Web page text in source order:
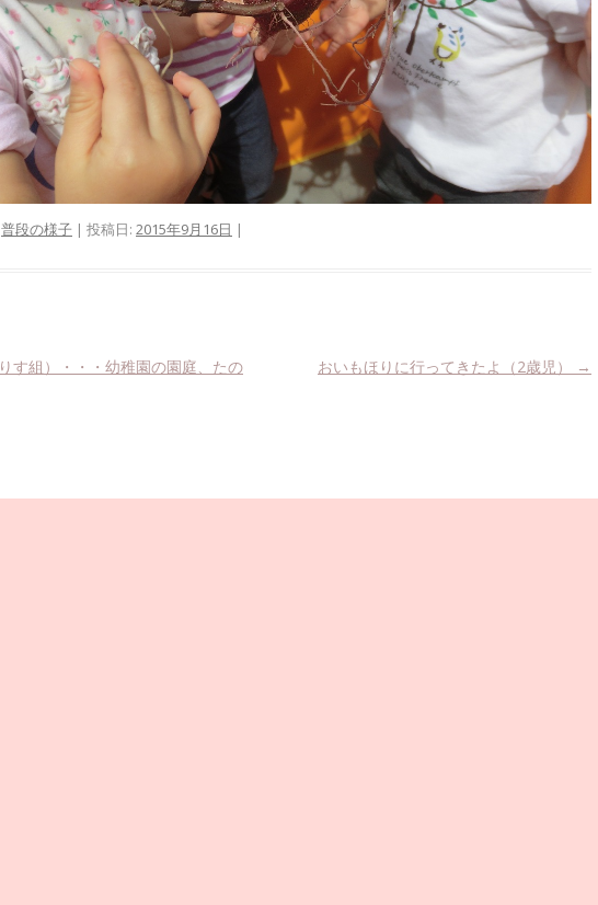
普段の様子 | 投稿日: 2015年9月16日 |
ション
す組）・・・幼稚園の園庭、たの
おいもほりに行ってきたよ（2歳児） →